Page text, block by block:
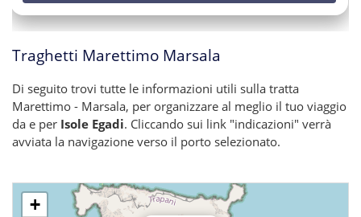
Traghetti Marettimo Marsala
Di seguito trovi tutte le informazioni utili sulla tratta
Marettimo - Marsala, per organizzare al meglio il tuo viaggio
da e per Isole Egadi. Cliccando sui link "indicazioni" verrà
avviata la navigazione verso il porto selezionato.
+